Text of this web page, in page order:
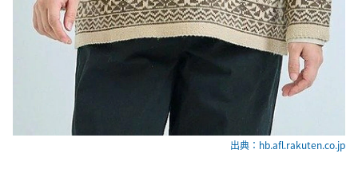
出典：hb.afl.rakuten.co.jp